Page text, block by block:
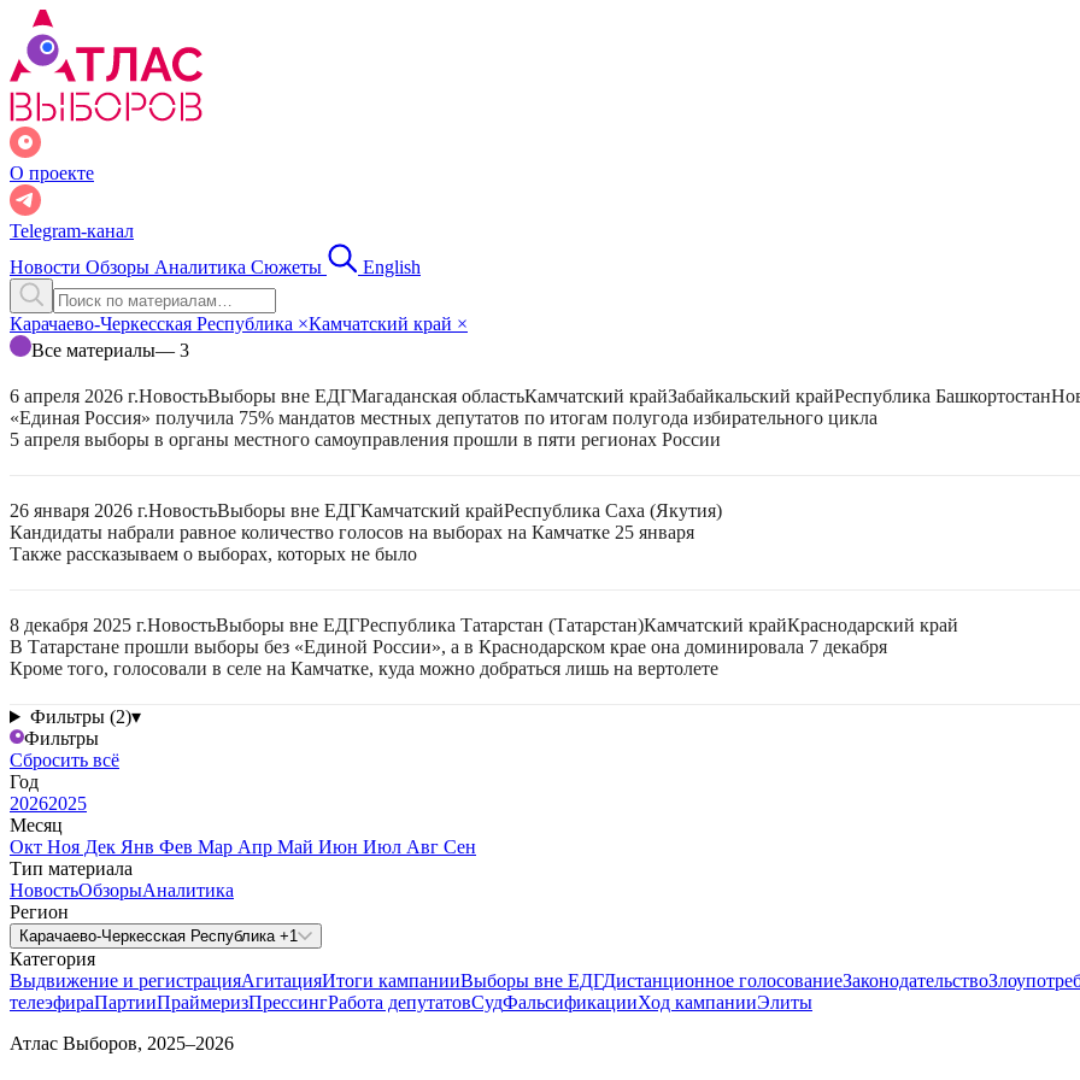
О проекте
Telegram-канал
Новости Обзоры Аналитика Сюжеты English
Карачаево-Черкесская Республика ×Камчатский край ×
Все материалы— 3
6 апреля 2026 г.НовостьВыборы вне ЕДГМагаданская областьКамчатский крайЗабайкальский крайРеспублика Башкортостан
«Единая Россия» получила 75% мандатов местных депутатов по итогам полугода избирательного цикла
5 апреля выборы в органы местного самоуправления прошли в пяти регионах России
26 января 2026 г.НовостьВыборы вне ЕДГКамчатский крайРеспублика Саха (Якутия)
Кандидаты набрали равное количество голосов на выборах на Камчатке 25 января
Также рассказываем о выборах, которых не было
8 декабря 2025 г.НовостьВыборы вне ЕДГРеспублика Татарстан (Татарстан)Камчатский крайКраснодарский край
В Татарстане прошли выборы без «Единой России», а в Краснодарском крае она доминировала 7 декабря
Кроме того, голосовали в селе на Камчатке, куда можно добраться лишь на вертолете
Фильтры (2)▾
Фильтры
Сбросить всё
Год
20262025
Месяц
Окт Ноя Дек Янв Фев Мар Апр Май Июн Июл Авг Сен
Тип материала
НовостьОбзорыАналитика
Регион
Карачаево-Черкесская Республика +1
Категория
Выдвижение и регистрацияАгитацияИтоги кампанииВыборы вне ЕДГДистанционное голосованиеЗаконодательство
телеэфираПартииПраймеризПрессингРабота депутатовСудФальсификацииХод кампанииЭлиты
Атлас Выборов, 2025–2026